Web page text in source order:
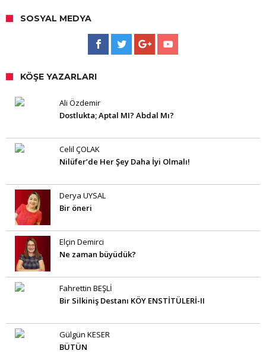
SOSYAL MEDYA
KÖŞE YAZARLARI
Ali Özdemir
Dostlukta; Aptal MI? Abdal Mı?
Celil ÇOLAK
Nilüfer’de Her Şey Daha İyi Olmalı!
Derya UYSAL
Bir öneri
Elçin Demirci
Ne zaman büyüdük?
Fahrettin BEŞLİ
Bir Silkiniş Destanı KÖY ENSTİTÜLERİ-II
Gülgün KESER
BÜTÜN